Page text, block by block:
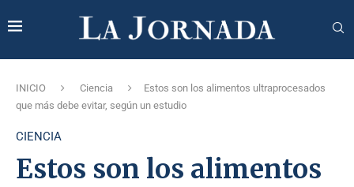
INICIO Ciencia
Estos son los alimentos ultraprocesados
que más debe evitar, según un estudio
CIENCIA
Estos son los alimentos